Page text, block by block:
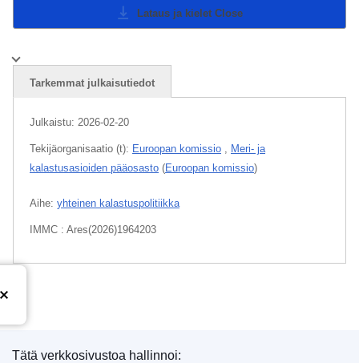
Lataus ja kielet Close
Tarkemmat julkaisutiedot
Julkaistu: 2026-02-20
Tekijäorganisaatio (t): Euroopan komissio
Meri- ja
kalastusasioiden pääosasto (Euroopan komissio)
Aihe: yhteinen kalastuspolitiikka
IMMC : Ares(2026)1964203
Tätä verkkosivustoa hallinnoi: